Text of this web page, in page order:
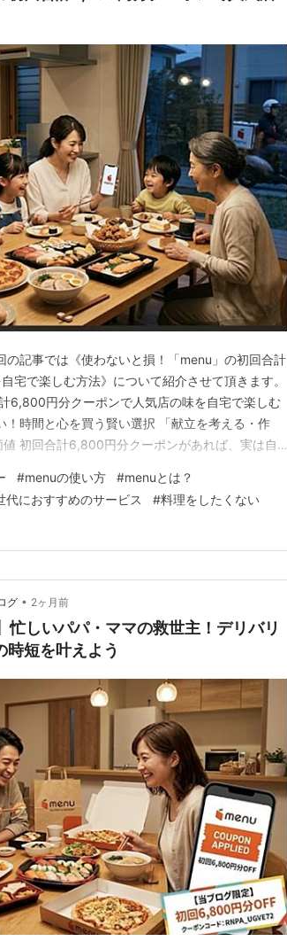
の記事では《使わないと損！「menu」の初回合計
宅で楽しむ方法》について紹介させて頂きます。
6,800円分クーポンで人気店の味を自宅で楽しむ
時間と心を買う賢い選択 「献立を考える・作
初回合計6,800円分クーポンがあれば、実は自
必須条件 さらにPontaポイントの二重取りで極限
#menuの使い方 #menuとは？
代におすすめのサービス #料理をしたくない
グ • 2ヶ月前
忙しいパパ・ママの救世主！デリバリ
短を叶えよう